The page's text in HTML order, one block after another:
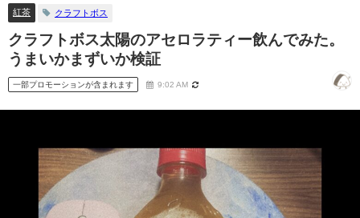
紅茶 クラフトボス
クラフトボス太陽のアセロラティー飲んでみた。
うまいかまずいか検証
一部プロモーションが含まれます 9:02 AM